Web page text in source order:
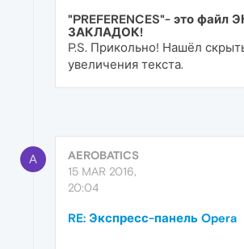
"PREFERENCES"- это файл
ЗАКЛАДОК!
P.S. Прикольно! Нашёл
увеличения текста.
A
AEROBATICS
15 MAR 2016,
20:04
RE: Экспресс-панель Opera